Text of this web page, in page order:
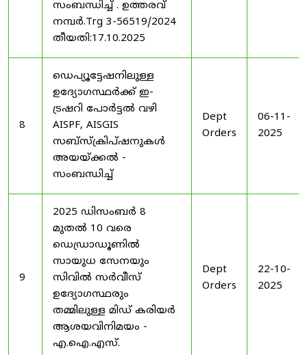
സംബന്ധിച്ച് . ഉത്തരവ്
നമ്പർ.Trg 3-56519/2024
തീയതി:17.10.2025
8
ഡെപ്യൂട്ടേഷനിലുള്ള
ഉദ്യോഗസ്ഥർക്ക് ഇ-
ട്രഷറി പോർട്ടൽ വഴി
AISPF, AISGIS
സബ്‌സ്‌ക്രിപ്‌ഷനുകൾ
അയയ്ക്കൽ -
സംബന്ധിച്ച്
Dept
Orders
06-11-
2025
9
2025 ഡിസംബർ 8
മുതൽ 10 വരെ
ഡെഡ്രാഡൂണിൽ
സായുധ സേനയും
സിവിൽ സർവീസ്
ഉദ്യോഗസ്ഥരും
തമ്മിലുള്ള മിഡ് കരിയർ
ആശയവിനിമയം -
എ.ഐ.എസ്.
Dept
Orders
22-10-
2025